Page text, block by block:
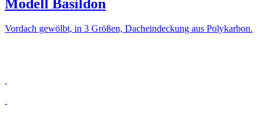
Modell Basildon
Vordach gewölbt, in 3 Größen, Dacheindeckung aus Polykarbon.